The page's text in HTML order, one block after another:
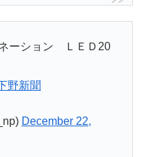
ーション ＬＥＤ20
野新聞
December 22,